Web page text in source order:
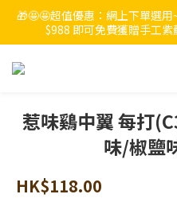
🔥🔥快啲登記成為
🎁🤩🤩超值優惠：網上下單選
$988 即可免費獲贈手工
🔥🔥快啲登記成為
惹味鷄中翼 每打
味/椒鹽
HK$118.00